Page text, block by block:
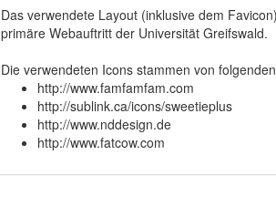
Das verwendete Layout (inklusive dem
primäre Webauftritt der Universität Greifswald.
Die verwendeten Icons stammen von
http://www.famfamfam.com
http://sublink.ca/icons/sweetieplus
http://www.nddesign.de
http://www.fatcow.com